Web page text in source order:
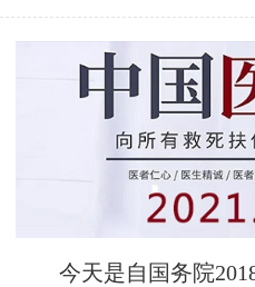
今天是自国务院